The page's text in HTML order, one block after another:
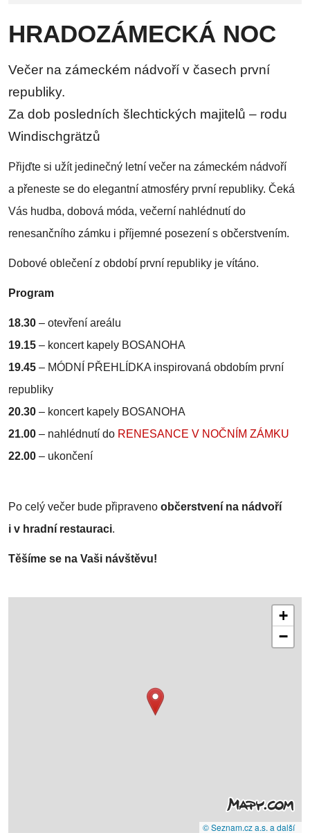
HRADOZÁMECKÁ NOC
Večer na zámeckém nádvoří v časech první
republiky.
Za dob posledních šlechtických majitelů – rodu
Windischgrätzů
Přijďte si užít jedinečný letní večer na zámeckém nádvoří
a přeneste se do elegantní atmosféry první republiky. Čeká
Vás hudba, dobová móda, večerní nahlédnutí do
renesančního zámku i příjemné posezení s občerstvením.
Dobové oblečení z období první republiky je vítáno.
Program
18.30 – otevření areálu
19.15 – koncert kapely BOSANOHA
19.45 – MÓDNÍ PŘEHLÍDKA inspirovaná obdobím první
republiky
20.30 – koncert kapely BOSANOHA
21.00 – nahlédnutí do RENESANCE V NOČNÍM ZÁMKU
22.00 – ukončení
Po celý večer bude připraveno občerstvení na nádvoří
i v hradní restauraci.
Těšíme se na Vaši návštěvu!
+
−
© Seznam.cz a.s. a další